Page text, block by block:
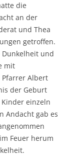
die
an der
und Thea
getroffen.
Dunkelheit und
mit
Albert
der Geburt
einzeln
Andacht gab es
Feuer herum